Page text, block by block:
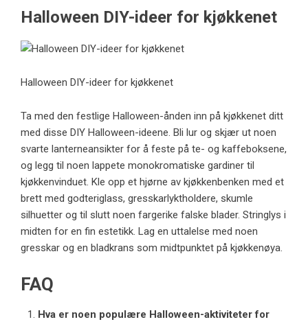
Halloween DIY-ideer for kjøkkenet
Halloween DIY-ideer for kjøkkenet
Ta med den festlige Halloween-ånden inn på kjøkkenet ditt
med disse DIY Halloween-ideene. Bli lur og skjær ut noen
svarte lanterneansikter for å feste på te- og kaffeboksene,
og legg til noen lappete monokromatiske gardiner til
kjøkkenvinduet. Kle opp et hjørne av kjøkkenbenken med et
brett med godteriglass, gresskarlyktholdere, skumle
silhuetter og til slutt noen fargerike falske blader. Stringlys i
midten for en fin estetikk. Lag en uttalelse med noen
gresskar og en bladkrans som midtpunktet på kjøkkenøya.
FAQ
Hva er noen populære Halloween-aktiviteter for